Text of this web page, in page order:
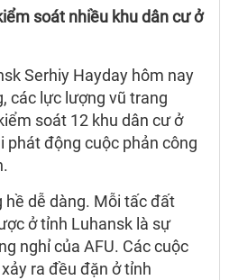
soát nhiều khu dân cư ở
Serhiy Hayday hôm nay
các lực lượng vũ trang
soát 12 khu dân cư ở
phát động cuộc phản công
hề dễ dàng. Mỗi tấc đất
ở tỉnh Luhansk là sự
nghỉ của AFU. Các cuộc
ra đều đặn ở tỉnh